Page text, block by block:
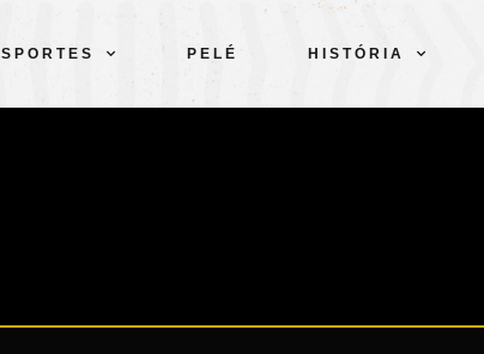
PELÉ HISTÓRIA
CLUBE